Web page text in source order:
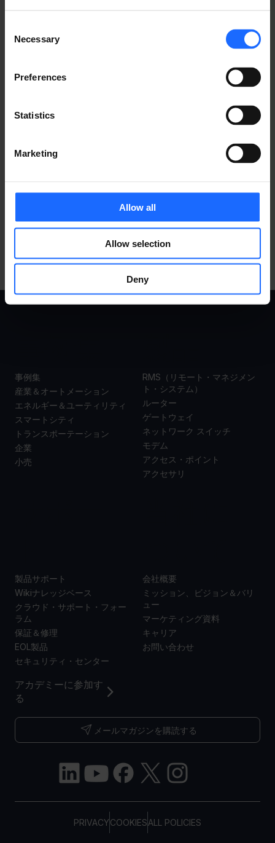
Selection
Necessary
Preferences
Statistics
Marketing
Allow all
Allow selection
Deny
​対応アクセサリ
PRIVACYCOOKIESALL POLICIES
アカデミーに参加す
る
メールマガジンを購読する
事例集
産業＆オートメーション
エネルギー＆ユーティリティ
スマートシティ
トランスポーテーション
企業
小売
RMS（リモート・マネジメン
ト・システム）
ルーター
ゲートウェイ
ネットワーク スイッチ
モデム
アクセス・ポイント
アクセサリ
製品サポート
Wikiナレッジベース
クラウド・サポート・フォー
ラム
保証＆修理
EOL製品
セキュリティ・センター
会社概要
ミッション、ビジョン＆バリ
ュー
マーケティング資料
キャリア
お問い合わせ